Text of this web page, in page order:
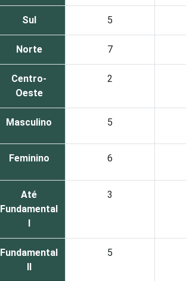
Sul 5
Norte 7
Centro-
Oeste
2
Masculino 5
Feminino 6
Até
Fundamental
I
3
Fundamental
II
5